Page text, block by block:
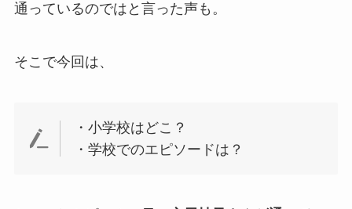
通っているのではと言った声も。
そこで今回は、
・小学校はどこ？
・学校でのエピソードは？